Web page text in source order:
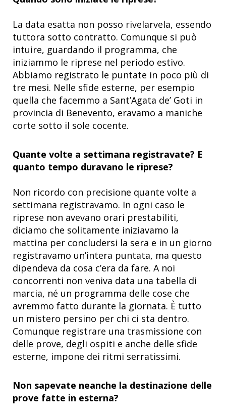
La data esatta non posso rivelarvela, essendo
tuttora sotto contratto. Comunque si può
intuire, guardando il programma, che
iniziammo le riprese nel periodo estivo.
Abbiamo registrato le puntate in poco più di
tre mesi. Nelle sfide esterne, per esempio
quella che facemmo a Sant’Agata de’ Goti in
provincia di Benevento, eravamo a maniche
corte sotto il sole cocente.
Quante volte a settimana registravate? E
quanto tempo duravano le riprese?
Non ricordo con precisione quante volte a
settimana registravamo. In ogni caso le
riprese non avevano orari prestabiliti,
diciamo che solitamente iniziavamo la
mattina per concludersi la sera e in un giorno
registravamo un’intera puntata, ma questo
dipendeva da cosa c’era da fare. A noi
concorrenti non veniva data una tabella di
marcia, né un programma delle cose che
avremmo fatto durante la giornata. È tutto
un mistero persino per chi ci sta dentro.
Comunque registrare una trasmissione con
delle prove, degli ospiti e anche delle sfide
esterne, impone dei ritmi serratissimi.
Non sapevate neanche la destinazione delle
prove fatte in esterna?